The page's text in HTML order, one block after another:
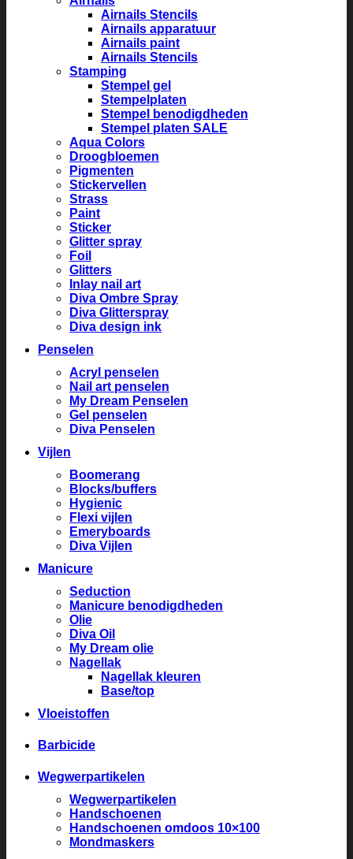
Airnails Stencils
Airnails apparatuur
Airnails paint
Airnails Stencils
Stamping
Stempel gel
Stempelplaten
Stempel benodigdheden
Stempel platen SALE
Aqua Colors
Droogbloemen
Pigmenten
Stickervellen
Strass
Paint
Sticker
Glitter spray
Foil
Glitters
Inlay nail art
Diva Ombre Spray
Diva Glitterspray
Diva design ink
Penselen
Acryl penselen
Nail art penselen
My Dream Penselen
Gel penselen
Diva Penselen
Vijlen
Boomerang
Blocks/buffers
Hygienic
Flexi vijlen
Emeryboards
Diva Vijlen
Manicure
Seduction
Manicure benodigdheden
Olie
Diva Oil
My Dream olie
Nagellak
Nagellak kleuren
Base/top
Vloeistoffen
Barbicide
Wegwerpartikelen
Wegwerpartikelen
Handschoenen
Handschoenen omdoos 10×100
Mondmaskers